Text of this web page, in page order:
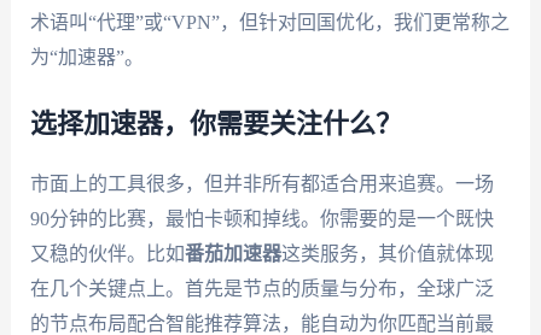
术语叫“代理”或“VPN”，但针对回国优化，我们更常称之
为“加速器”。
选择加速器，你需要关注什么？
市面上的工具很多，但并非所有都适合用来追赛。一场
90分钟的比赛，最怕卡顿和掉线。你需要的是一个既快
又稳的伙伴。比如番茄加速器这类服务，其价值就体现
在几个关键点上。首先是节点的质量与分布，全球广泛
的节点布局配合智能推荐算法，能自动为你匹配当前最